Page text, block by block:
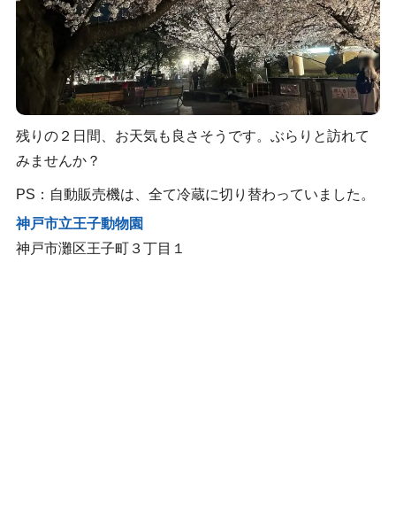
残りの２日間、お天気も良さそうです。ぶらりと訪れて
みませんか？
PS：自動販売機は、全て冷蔵に切り替わっていました。
神戸市立王子動物園
神戸市灘区王子町３丁目１